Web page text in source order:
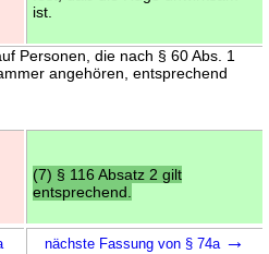
ist.
Personen, die nach § 60 Abs. 1
angehören, entsprechend
(7) § 116 Absatz 2 gilt
entsprechend.
nächste Fassung von § 74a →